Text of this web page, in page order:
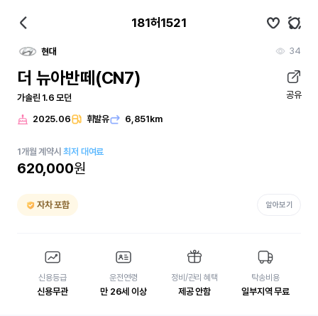
181허1521
현대 34
더 뉴아반떼(CN7)
가솔린 1.6 모던 공유
2025.06 휘발유 6,851km
1개월 계약시최저 대여료
620,000원
자차 포함 알아보기
신용등급
신용무관
운전연령
만 26세 이상
정비/관리 혜택
제공 안함
탁송비용
일부지역 무료